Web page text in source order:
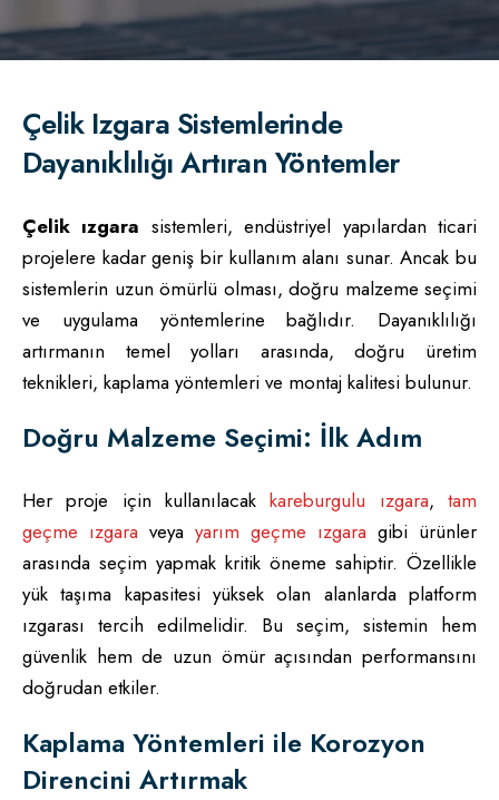
Çelik Izgara Sistemlerinde
Dayanıklılığı Artıran Yöntemler
Çelik ızgara sistemleri, endüstriyel yapılardan ticari
projelere kadar geniş bir kullanım alanı sunar. Ancak bu
sistemlerin uzun ömürlü olması, doğru malzeme seçimi
ve uygulama yöntemlerine bağlıdır. Dayanıklılığı
artırmanın temel yolları arasında, doğru üretim
teknikleri, kaplama yöntemleri ve montaj kalitesi bulunur.
Doğru Malzeme Seçimi: İlk Adım
Her proje için kullanılacakkareburgulu ızgara,tam
geçme ızgara veya yarım geçme ızgara gibi ürünler
arasında seçim yapmak kritik öneme sahiptir. Özellikle
yük taşıma kapasitesi yüksek olan alanlarda platform
ızgarası tercih edilmelidir. Bu seçim, sistemin hem
güvenlik hem de uzun ömür açısından performansını
doğrudan etkiler.
Kaplama Yöntemleri ile Korozyon
Direncini Artırmak